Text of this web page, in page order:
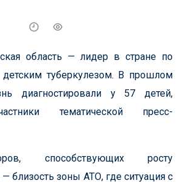
область — лидер в стране по
детским туберкулезом. В прошлом
диагностировали у 57 детей,
тематической пресс-
способствующих росту
близость зоны АТО, где ситуация с